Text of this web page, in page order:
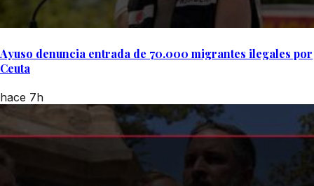
Ayuso denuncia entrada de 70.000 migrantes ilegales por
Ceuta
hace 7h